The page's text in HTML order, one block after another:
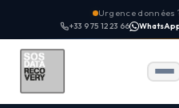
Urgence données
+33 9 75 12 23 66